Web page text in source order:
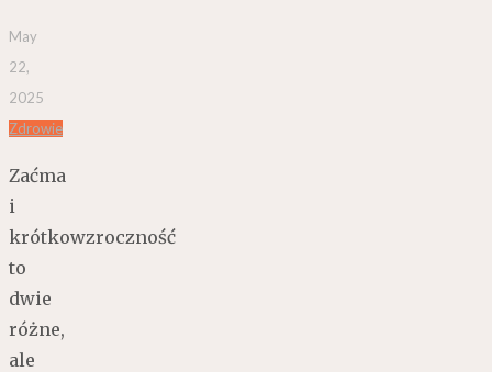
May
22,
2025
Zdrowie
Zaćma
i
krótkowzroczność
to
dwie
różne,
ale